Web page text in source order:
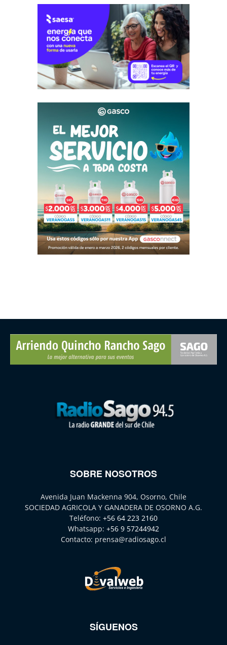
SOBRE NOSOTROS
Avenida Juan Mackenna 904, Osorno, Chile
SOCIEDAD AGRICOLA Y GANADERA DE OSORNO A.G.
Teléfono: +56 64 223 2160
Whatsapp: +56 9 57244942
Contacto: prensa@radiosago.cl
SÍGUENOS